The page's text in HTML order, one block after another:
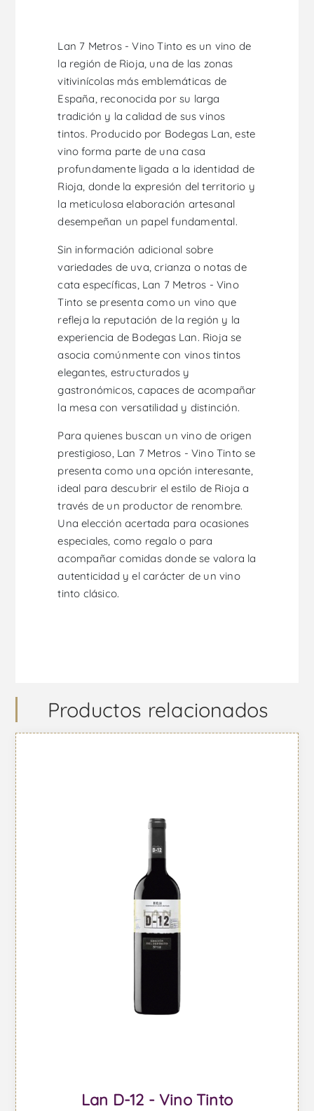
Lan 7 Metros - Vino Tinto es un vino de
la región de Rioja, una de las zonas
vitivinícolas más emblemáticas de
España, reconocida por su larga
tradición y la calidad de sus vinos
tintos. Producido por Bodegas Lan, este
vino forma parte de una casa
profundamente ligada a la identidad de
Rioja, donde la expresión del territorio y
la meticulosa elaboración artesanal
desempeñan un papel fundamental.
Sin información adicional sobre
variedades de uva, crianza o notas de
cata específicas, Lan 7 Metros - Vino
Tinto se presenta como un vino que
refleja la reputación de la región y la
experiencia de Bodegas Lan. Rioja se
asocia comúnmente con vinos tintos
elegantes, estructurados y
gastronómicos, capaces de acompañar
la mesa con versatilidad y distinción.
Para quienes buscan un vino de origen
prestigioso, Lan 7 Metros - Vino Tinto se
presenta como una opción interesante,
ideal para descubrir el estilo de Rioja a
través de un productor de renombre.
Una elección acertada para ocasiones
especiales, como regalo o para
acompañar comidas donde se valora la
autenticidad y el carácter de un vino
tinto clásico.
Productos relacionados
Lan D-12 - Vino Tinto